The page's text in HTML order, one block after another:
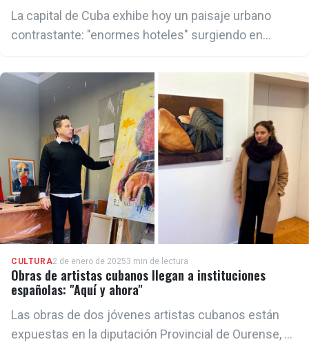
La capital de Cuba exhibe hoy un paisaje urbano
contrastante: "enormes hoteles" surgiendo en
CULTURA2 de enero de 20253 min de lectura
Obras de artistas cubanos llegan a instituciones
españolas: "Aquí y ahora"
Las obras de dos jóvenes artistas cubanos están
expuestas en la diputación Provincial de Ourense, en